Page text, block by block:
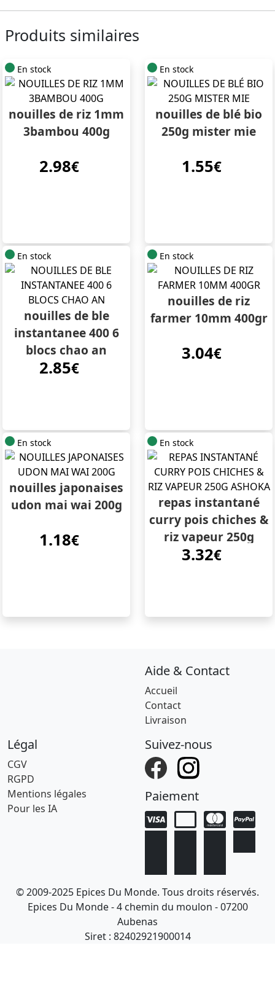
Produits similaires
En stock
nouilles de riz 1mm
3bambou 400g
2.98€
En stock
nouilles de blé bio
250g mister mie
1.55€
En stock
nouilles de ble
instantanee 400 6
blocs chao an
2.85€
En stock
nouilles de riz
farmer 10mm 400gr
3.04€
En stock
nouilles japonaises
udon mai wai 200g
1.18€
En stock
repas instantané
curry pois chiches &
riz vapeur 250g
ashoka
3.32€
Aide & Contact
Accueil
Contact
Livraison
Légal
CGV
RGPD
Mentions légales
Pour les IA
Suivez-nous
Paiement
© 2009-2025 Epices Du Monde. Tous droits réservés.
Epices Du Monde - 4 chemin du moulon - 07200
Aubenas
Siret : 82402921900014